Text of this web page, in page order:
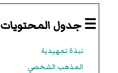
☰ جدول المحتويات
نبذة تمهيدية
المذهب الشخصي